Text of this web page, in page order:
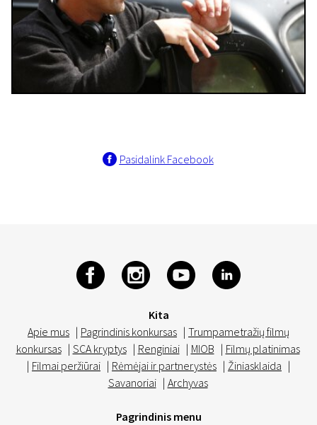
Pasidalink Facebook
Kita
Apie mus | Pagrindinis konkursas | Trumpametražių filmų
konkursas | SCA kryptys | Renginiai | MIOB | Filmų platinimas
| Filmai peržiūrai | Rėmėjai ir partnerystės | Žiniasklaida |
Savanoriai | Archyvas
Pagrindinis menu